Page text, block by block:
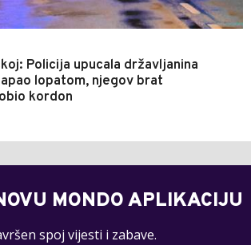
Policija upucala državljanina
lopatom, njegov brat
kordon
MONDO APLIKACIJU
spoj vijesti i zabave.